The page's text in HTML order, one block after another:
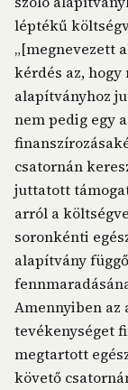
léptékű
„[megnevezett
kérdés az,
alapítványhoz
nem pedig egy
csatornán
juttatott
arról a
soronkénti
alapítvány
Amennyiben az
tevékenységet
megtartott
követő